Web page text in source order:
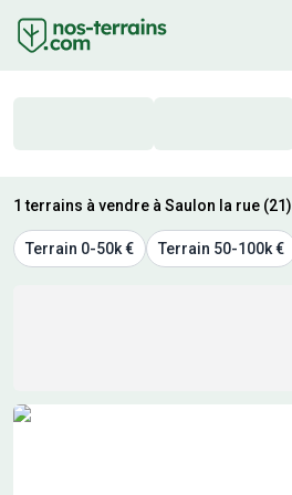
1 terrains à vendre à Saulon la rue (21)
Terrain 0-50k € Terrain 50-100k €
Résultats de recherche